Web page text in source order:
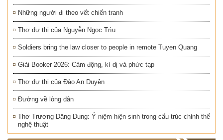
Những người đi theo vết chiến tranh
Thơ dự thi của Nguyễn Ngọc Trìu
Soldiers bring the law closer to people in remote Tuyen Quang
Giải Booker 2026: Cảm động, kì dị và phức tạp
Thơ dự thi của Đào An Duyên
Đường về lòng dân
Thơ Trương Đăng Dung: Ý niệm hiện sinh trong cấu trúc chỉnh thể
nghệ thuật